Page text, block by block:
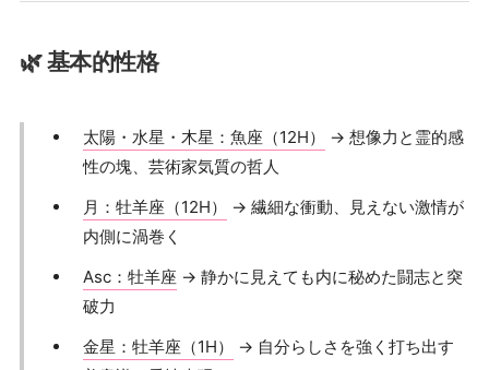
🌿 基本的性格
太陽・水星・木星：魚座（12H）
→ 想像力と霊的感
性の塊、芸術家気質の哲人
月：牡羊座（12H）
→ 繊細な衝動、見えない激情が
内側に渦巻く
Asc：牡羊座 → 静かに見えても内に秘めた闘志と突
破力
金星：牡羊座（1H）
→ 自分らしさを強く打ち出す